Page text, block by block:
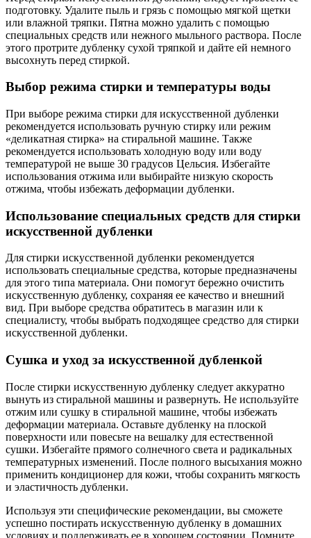
подготовку. Удалите пыль и грязь с помощью мягкой щетки
или влажной тряпки. Пятна можно удалить с помощью
специальных средств или нежного мыльного раствора. После
этого протрите дубленку сухой тряпкой и дайте ей немного
высохнуть перед стиркой.
Выбор режима стирки и температуры воды
При выборе режима стирки для искусственной дубленки
рекомендуется использовать ручную стирку или режим
«деликатная стирка» на стиральной машине. Также
рекомендуется использовать холодную воду или воду
температурой не выше 30 градусов Цельсия. Избегайте
использования отжима или выбирайте низкую скорость
отжима, чтобы избежать деформации дубленки.
Использование специальных средств для стирки
искусственной дубленки
Для стирки искусственной дубленки рекомендуется
использовать специальные средства, которые предназначены
для этого типа материала. Они помогут бережно очистить
искусственную дубленку, сохраняя ее качество и внешний
вид. При выборе средства обратитесь в магазин или к
специалисту, чтобы выбрать подходящее средство для стирки
искусственной дубленки.
Сушка и уход за искусственной дубленкой
После стирки искусственную дубленку следует аккуратно
вынуть из стиральной машины и развернуть. Не используйте
отжим или сушку в стиральной машине, чтобы избежать
деформации материала. Оставьте дубленку на плоской
поверхности или повесьте на вешалку для естественной
сушки. Избегайте прямого солнечного света и радикальных
температурных изменений. После полного высыхания можно
применить кондиционер для кожи, чтобы сохранить мягкость
и эластичность дубленки.
Используя эти специфические рекомендации, вы сможете
успешно постирать искусственную дубленку в домашних
условиях и поддерживать ее в хорошем состоянии. Помните,